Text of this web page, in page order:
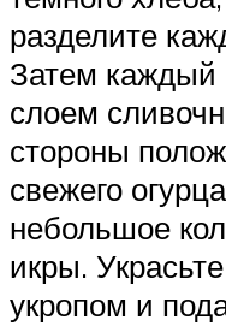
разделите
Затем
слоем
стороны
свежего
небольшое
икры.
укропом и